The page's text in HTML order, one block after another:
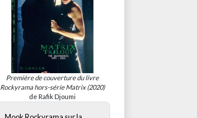
Première de couverture du livre
Rockyrama hors-série Matrix(2020)
de Rafik Djoumi